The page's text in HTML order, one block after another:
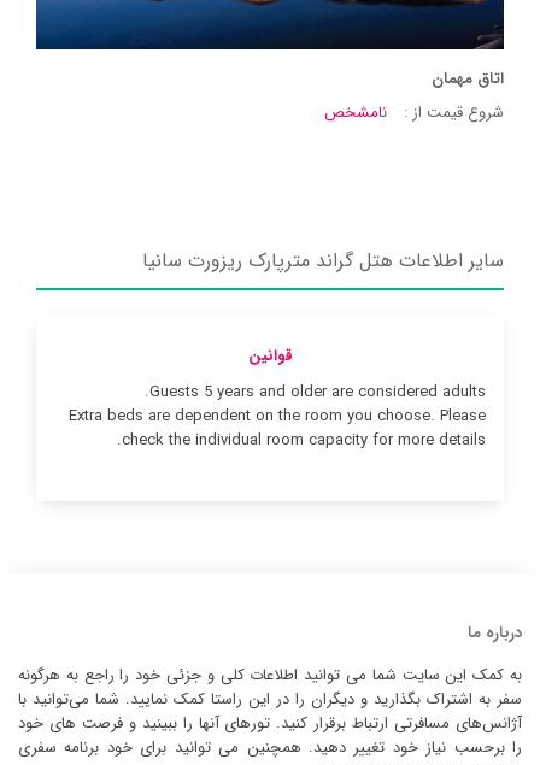
اتاق مهمان
شروع قیمت از :
نامشخص
سایر اطلاعات هتل گراند مترپارک ریزورت سانیا
قوانین
Guests 5 years and older are considered adults.
Extra beds are dependent on the room you choose. Please
check the individual room capacity for more details.
درباره ما
به کمک این سایت شما می توانید اطلاعات کلی و جزئی خود را راجع به هرگونه
سفر به اشتراک بگذارید و دیگران را در این راستا کمک نمایید. شما می‌توانید با
آژانس‌های مسافرتی ارتباط برقرار کنید. تورهای آنها را ببینید و فرصت های خود
را برحسب نیاز خود تغییر دهید. همچنین می توانید برای خود برنامه سفری